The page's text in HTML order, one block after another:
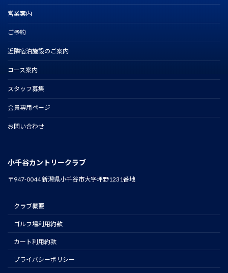
営業案内
ご予約
近隣宿泊施設のご案内
コース案内
スタッフ募集
会員専用ページ
お問い合わせ
小千谷カントリークラブ
〒947-0044 新潟県小千谷市大字坪野1231番地
クラブ概要
ゴルフ場利用約款
カート利用約款
プライバシーポリシー